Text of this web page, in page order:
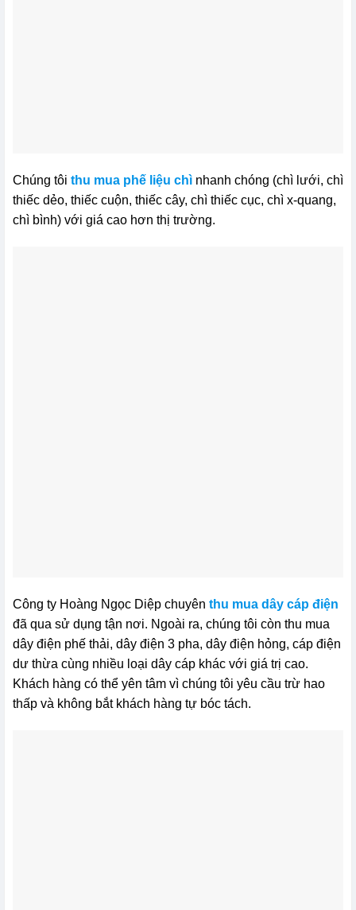
Chúng tôi thu mua phế liệu chìnhanh chóng (chì lưới, chì
thiếc dẻo, thiếc cuộn, thiếc cây, chì thiếc cục, chì x-quang,
chì bình) với giá cao hơn thị trường.
Công ty Hoàng Ngọc Diệp chuyên thu mua dây cáp điện
đã qua sử dụng tận nơi. Ngoài ra, chúng tôi còn thu mua
dây điện phế thải, dây điện 3 pha, dây điện hỏng, cáp điện
dư thừa cùng nhiều loại dây cáp khác với giá trị cao.
Khách hàng có thể yên tâm vì chúng tôi yêu cầu trừ hao
thấp và không bắt khách hàng tự bóc tách.